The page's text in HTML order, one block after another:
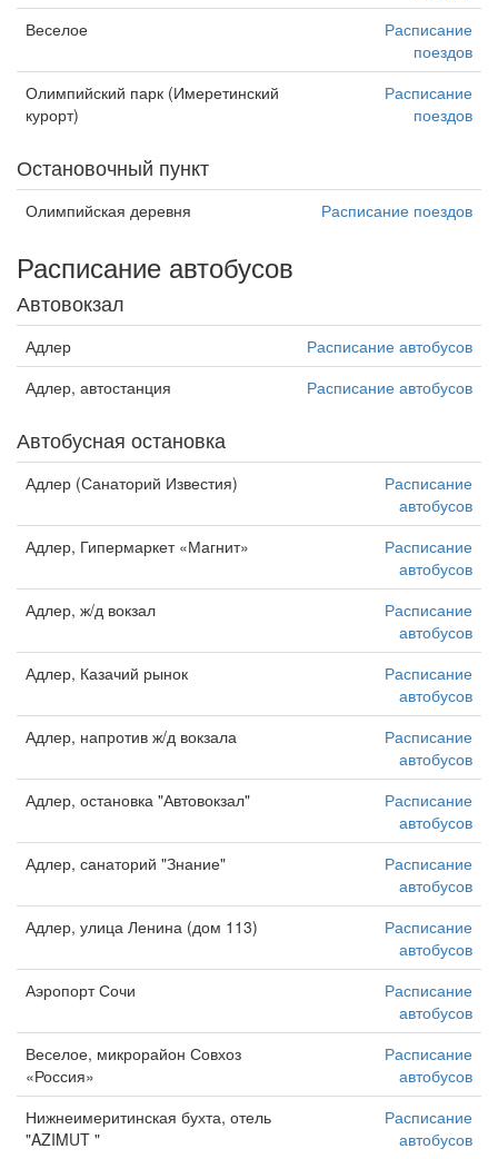
Веселое
Расписание
поездов
Олимпийский парк (Имеретинский
курорт)
Расписание
поездов
Остановочный пункт
Олимпийская деревня Расписание поездов
Расписание автобусов
Автовокзал
Адлер
Расписание автобусов
Адлер, автостанция
Расписание автобусов
Автобусная остановка
Адлер (Санаторий Известия)
Расписание
автобусов
Адлер, Гипермаркет «Магнит»
Расписание
автобусов
Адлер, ж/д вокзал
Расписание
автобусов
Адлер, Казачий рынок
Расписание
автобусов
Адлер, напротив ж/д вокзала
Расписание
автобусов
Адлер, остановка "Автовокзал"
Расписание
автобусов
Адлер, санаторий "Знание"
Расписание
автобусов
Адлер, улица Ленина (дом 113)
Расписание
автобусов
Аэропорт Сочи
Расписание
автобусов
Веселое, микрорайон Совхоз
«Россия»
Расписание
автобусов
Нижнеимеритинская бухта, отель
"AZIMUT "
Расписание
автобусов